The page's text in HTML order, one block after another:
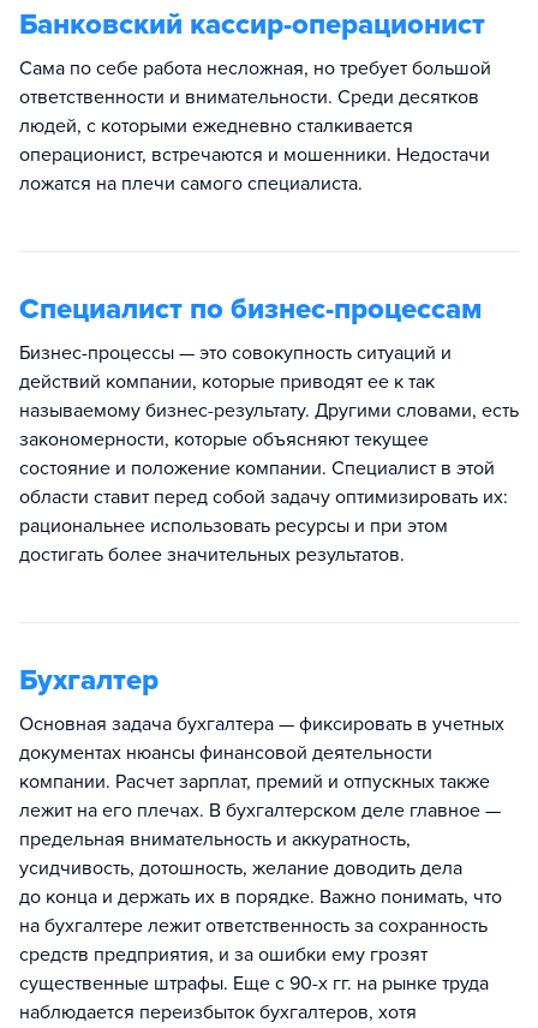
Банковский кассир-операционист
Сама по себе работа несложная, но требует большой
ответственности и внимательности. Среди десятков
людей, с которыми ежедневно сталкивается
операционист, встречаются и мошенники. Недостачи
ложатся на плечи самого специалиста.
Специалист по бизнес-процессам
Бизнес-процессы — это совокупность ситуаций и
действий компании, которые приводят ее к так
называемому бизнес-результату. Другими словами, есть
закономерности, которые объясняют текущее
состояние и положение компании. Специалист в этой
области ставит перед собой задачу оптимизировать их:
рациональнее использовать ресурсы и при этом
достигать более значительных результатов.
Бухгалтер
Основная задача бухгалтера — фиксировать в учетных
документах нюансы финансовой деятельности
компании. Расчет зарплат, премий и отпускных также
лежит на его плечах. В бухгалтерском деле главное —
предельная внимательность и аккуратность,
усидчивость, дотошность, желание доводить дела
до конца и держать их в порядке. Важно понимать, что
на бухгалтере лежит ответственность за сохранность
средств предприятия, и за ошибки ему грозят
существенные штрафы. Еще с 90-х гг. на рынке труда
наблюдается переизбыток бухгалтеров, хотя